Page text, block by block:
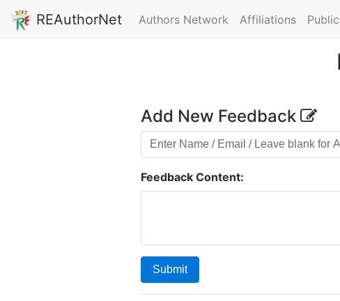
REAuthorNet Authors Network Affiliations
Add New Feedback
Feedback Content:
Submit